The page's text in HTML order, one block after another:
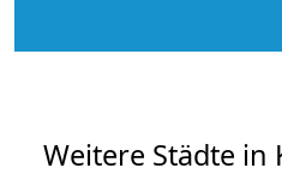
Weitere Städte in